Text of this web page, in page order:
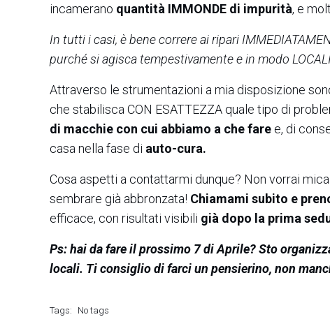
incamerano quantità IMMONDE di impurità, e
In tutti i casi, è bene correre ai ripari
purché si agisca tempestivamente e in modo
Attraverso le strumentazioni a mia disposizione
che stabilisca CON ESATTEZZA quale tipo di
di macchie con cui abbiamo a che fare e, di
casa nella fase di auto-cura.
Cosa aspetti a contattarmi dunque? Non vorrai
sembrare già abbronzata! Chiamami subito e
efficace, con risultati visibili già dopo la prima
Ps: hai da fare il prossimo 7 di Aprile? Sto
locali. Ti consiglio di farci un pensierino, non
Tags: No tags